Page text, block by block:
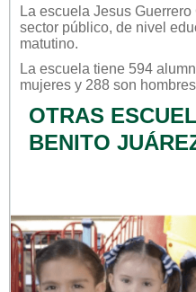
La escuela Jesus Guerrero
sector público, de nivel
matutino.
La escuela tiene 594
mujeres y 288 son
OTRAS
BENITO